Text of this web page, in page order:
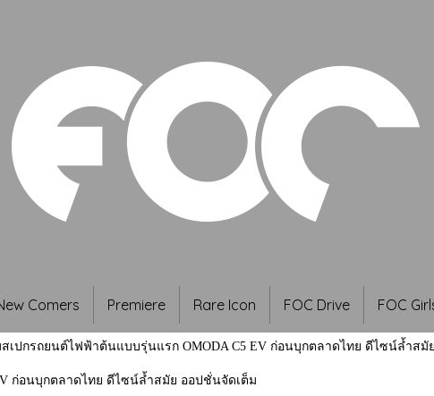
Comers Premiere Rare Icon FOC Drive FOC
สเปกรถยนต์ไฟฟ้าต้นแบบรุ่นแรก OMODA C5 EV ก่อนบุกตลาดไทย ดีไซน์ล้ำสมั
ก่อนบุกตลาดไทย ดีไซน์ล้ำสมัย ออปชั่นจัดเต็ม